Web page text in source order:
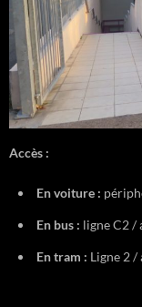
Accès :
En voiture :
En bus : ligne C2 /
En tram : Ligne 2